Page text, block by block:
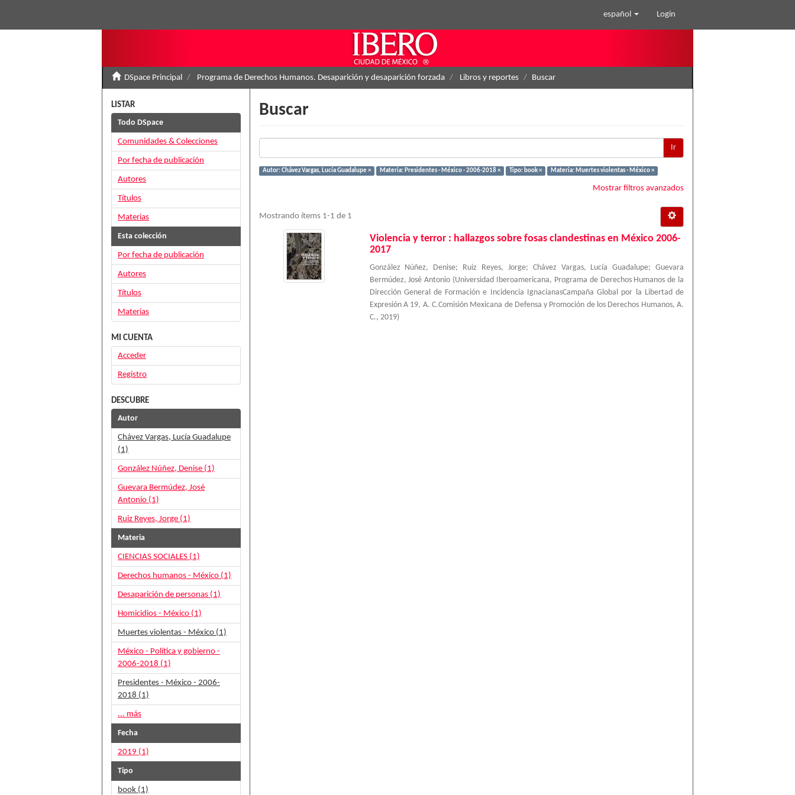
español Login
DSpace Principal Programa de Derechos Humanos. Desaparición y desaparición forzada Libros y reportes Buscar
Buscar
Ir
Autor: Chávez Vargas, Lucía Guadalupe × Materia: Presidentes - México - 2006-2018 × Tipo: book × Materia: Muertes violentas - México ×
Mostrar filtros avanzados
Mostrando ítems 1-1 de 1
Violencia y terror : hallazgos sobre fosas clandestinas en México 2006-
2017
González Núñez, Denise; Ruiz Reyes, Jorge; Chávez Vargas, Lucía Guadalupe;Guevara
Bermúdez, José Antonio (Universidad Iberoamericana, Programa de Derechos Humanos de la
Dirección General de Formación e Incidencia IgnacianasCampaña Global por la Libertad de
Expresión A 19, A. C.Comisión Mexicana de Defensa y Promoción de los Derechos Humanos, A.
C., 2019)
LISTAR
Todo DSpace
Comunidades & Colecciones
Por fecha de publicación
Autores
Títulos
Materias
Esta colección
Por fecha de publicación
Autores
Títulos
Materias
MI CUENTA
Acceder
Registro
DESCUBRE
Autor
Chávez Vargas, Lucía Guadalupe
(1)
González Núñez, Denise (1)
Guevara Bermúdez, José
Antonio (1)
Ruiz Reyes, Jorge (1)
Materia
CIENCIAS SOCIALES (1)
Derechos humanos - México (1)
Desaparición de personas (1)
Homicidios - México (1)
Muertes violentas - México (1)
México - Política y gobierno -
2006-2018 (1)
Presidentes - México - 2006-
2018 (1)
... más
Fecha
2019 (1)
Tipo
book (1)